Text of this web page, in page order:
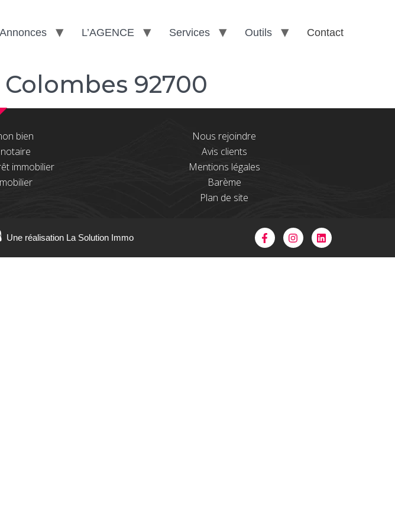
Annonces L’AGENCE Services Outils Contact
92700
bien
immobilier
Nous rejoindre
Avis clients
Mentions légales
Barème
Plan de site
Une réalisation La Solution Immo